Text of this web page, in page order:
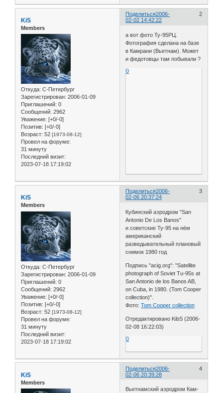
Поделиться 2
2006-
02-02 14:42:22
KiS
Members
Откуда: С-Петербург
Зарегистрирован: 2006-01-09
Приглашений: 0
Сообщений: 2962
Уважение: [+0/-0]
Позитив: [+0/-0]
Возраст: 52 [1973-08-12]
Провел на форуме:
31 минуту
Последний визит:
2023-07-18 17:19:02
а вот фото Ту-95РЦ.
Фотография сделана на базе
в Камрани (Вьетнам). Может
и федотовцы там побывали ?
0
Поделиться 3
2006-
02-06 20:37:24
KiS
Members
Откуда: С-Петербург
Зарегистрирован: 2006-01-09
Приглашений: 0
Сообщений: 2962
Уважение: [+0/-0]
Позитив: [+0/-0]
Возраст: 52 [1973-08-12]
Провел на форуме:
31 минуту
Последний визит:
2023-07-18 17:19:02
Кубинский аэродром "San
Antonio De Los Banos"
и советские Ту-95 на нём
американский
разведывательный плановый
снимок 1980 год
Подпись "acig.org": "Satellite
photograph of Soviet Tu-95s at
San Antonio de los Banos AB,
on Cuba, in 1980. (Tom Cooper
collection)".
Фото:Tom Cooper collection
Отредактировано KibS (2006-
02-08 16:22:03)
0
Поделиться 4
2006-
02-06 20:39:28
KiS
Members
Вьетнамский аэродром Кам-